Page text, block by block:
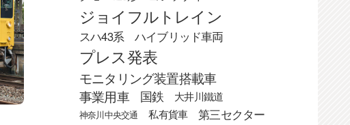
ジョイフルトレイン
スハ43系 ハイブリッド車両
プレス発表
モニタリング装置搭載車
事業用車 国鉄 大井川鐵道
神奈川中央交通 私有貨車
第三セクター